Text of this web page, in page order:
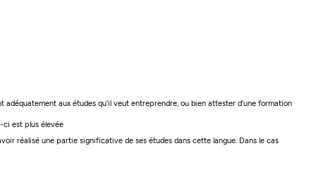
aux études qu’il veut entreprendre, ou bien attester d’une formation
est plus élevée
réalisé une partie significative de ses études dans cette langue. Dans le cas